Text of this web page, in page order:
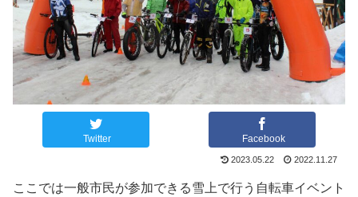
Twitter Facebook
2023.05.22 2022.11.27
ここでは一般市民が参加できる雪上で行う自転車イベント